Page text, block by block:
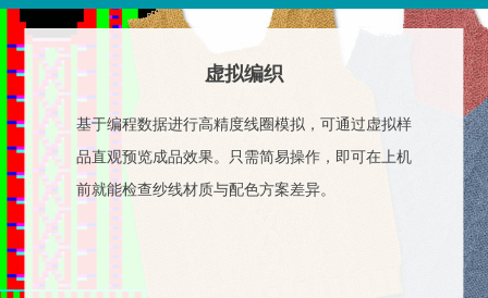
虚拟编织
基于编程数据进行高精度线圈模拟，可通过虚拟样
品直观预览成品效果。只需简易操作，即可在上机
前就能检查纱线材质与配色方案差异。